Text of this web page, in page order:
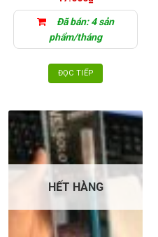
Đã bán: 4 sản
phẩm/tháng
ĐỌC TIẾP
HẾT HÀNG